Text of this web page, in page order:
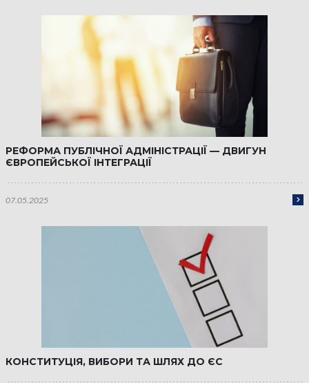
РЕФОРМА ПУБЛІЧНОЇ АДМІНІСТРАЦІЇ — ДВИГУН
ЄВРОПЕЙСЬКОЇ ІНТЕГРАЦІЇ
07.05.2025
КОНСТИТУЦІЯ, ВИБОРИ ТА ШЛЯХ ДО ЄС